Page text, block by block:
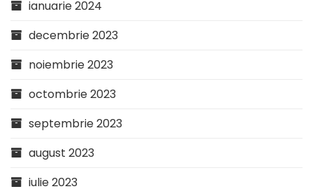
ianuarie 2024
decembrie 2023
noiembrie 2023
octombrie 2023
septembrie 2023
august 2023
iulie 2023